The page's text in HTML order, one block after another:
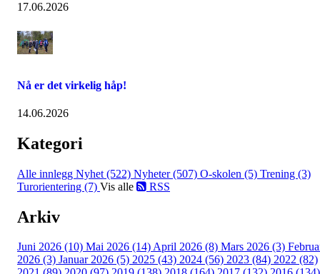
17.06.2026
Nå er det virkelig håp!
14.06.2026
Kategori
Alle innlegg Nyhet (522) Nyheter (507) O-skolen (5) Trening (3)
Turorientering (7) Vis alle RSS
Arkiv
Juni 2026 (10) Mai 2026 (14)April 2026 (8) Mars 2026 (3)
2026 (3) Januar 2026 (5) 2025 (43) 2024 (56) 2023 (84) 2022 (82)